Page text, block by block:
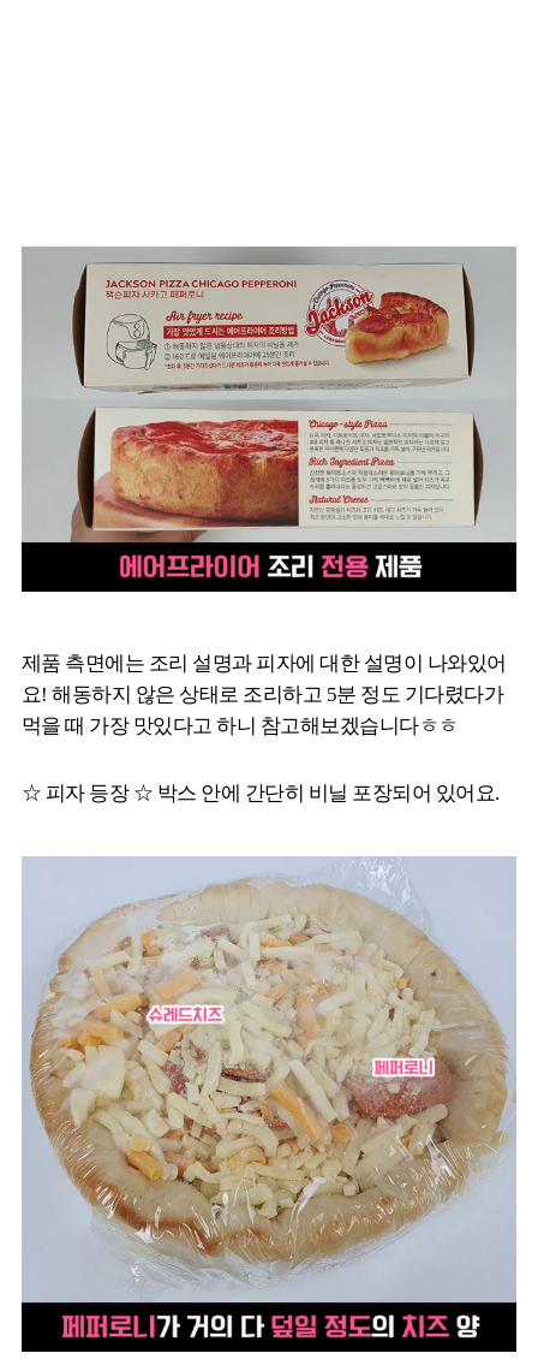
제품 측면에는 조리 설명과 피자에 대한 설명이 나와있어
요! 해동하지 않은 상태로 조리하고 5분 정도 기다렸다가
먹을 때 가장 맛있다고 하니 참고해보겠습니다ㅎㅎ
☆ 피자 등장 ☆ 박스 안에 간단히 비닐 포장되어 있어요.